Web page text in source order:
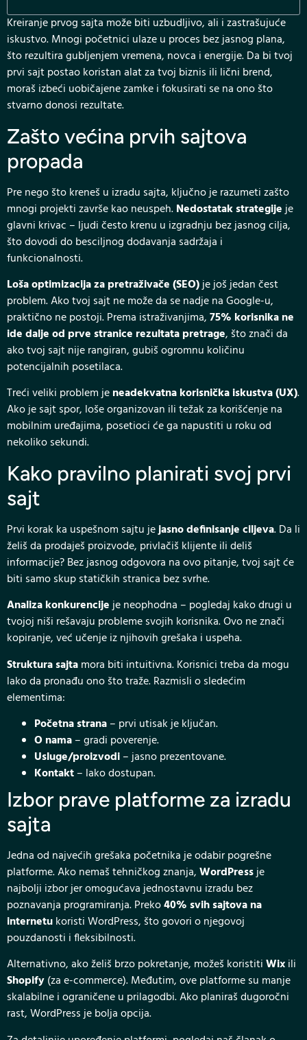
Kreiranje prvog sajta može biti uzbudljivo, ali i zastrašujuće
iskustvo. Mnogi početnici ulaze u proces bez jasnog plana,
što rezultira gubljenjem vremena, novca i energije. Da bi tvoj
prvi sajt postao koristan alat za tvoj biznis ili lični brend,
moraš izbeći uobičajene zamke i fokusirati se na ono što
stvarno donosi rezultate.
Zašto većina prvih sajtova
propada
Pre nego što kreneš u izradu sajta, ključno je razumeti zašto
mnogi projekti završe kao neuspeh.Nedostatak strategijeje
glavni krivac – ljudi često krenu u izgradnju bez jasnog cilja,
što dovodi do besciljnog dodavanja sadržaja i
funkcionalnosti.
Loša optimizacija za pretraživače (SEO)je još jedan čest
problem. Ako tvoj sajt ne može da se nadje na Google-u,
praktično ne postoji. Prema istraživanjima,75% korisnika ne
ide dalje od prve stranice rezultata pretrage, što znači da
ako tvoj sajt nije rangiran, gubiš ogromnu količinu
potencijalnih posetilaca.
Treći veliki problem jeneadekvatna korisnička iskustva (UX).
Ako je sajt spor, loše organizovan ili težak za korišćenje na
mobilnim uređajima, posetioci će ga napustiti u roku od
nekoliko sekundi.
Kako pravilno planirati svoj prvi
sajt
Prvi korak ka uspešnom sajtu jejasno definisanje ciljeva. Da li
želiš da prodaješ proizvode, privlačiš klijente ili deliš
informacije? Bez jasnog odgovora na ovo pitanje, tvoj sajt će
biti samo skup statičkih stranica bez svrhe.
Analiza konkurencijeje neophodna – pogledaj kako drugi u
tvojoj niši rešavaju probleme svojih korisnika. Ovo ne znači
kopiranje, već učenje iz njihovih grešaka i uspeha.
Struktura sajtamora biti intuitivna. Korisnici treba da mogu
lako da pronađu ono što traže. Razmisli o sledećim
elementima:
Početna strana– prvi utisak je ključan.
O nama– gradi poverenje.
Usluge/proizvodi– jasno prezentovane.
Kontakt– lako dostupan.
Izbor prave platforme za izradu
sajta
Jedna od najvećih grešaka početnika je odabir pogrešne
platforme. Ako nemaš tehničkog znanja,WordPressje
najbolji izbor jer omogućava jednostavnu izradu bez
poznavanja programiranja. Preko40% svih sajtova na
internetukoristi WordPress, što govori o njegovoj
pouzdanosti i fleksibilnosti.
Alternativno, ako želiš brzo pokretanje, možeš koristitiWixili
Shopify(za e-commerce). Međutim, ove platforme su manje
skalabilne i ograničene u prilagodbi. Ako planiraš dugoročni
rast, WordPress je bolja opcija.